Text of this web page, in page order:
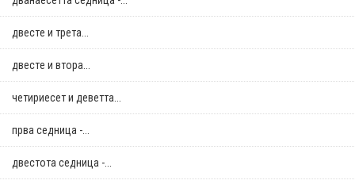
двестe и трета...
двестe и втора...
четириесет и деветта...
прва седница -...
двестота седница -...